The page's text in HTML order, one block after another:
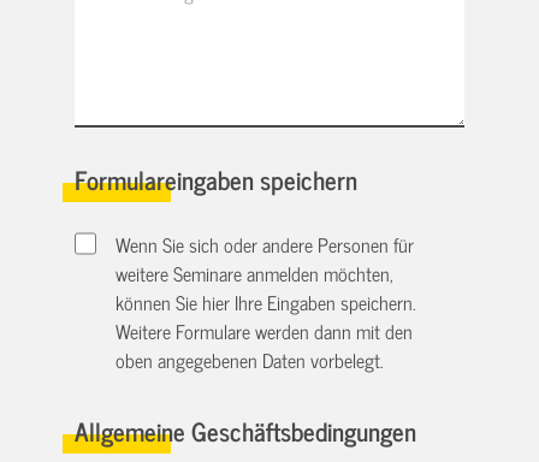
Formulareingaben speichern
Wenn Sie sich oder andere Personen für
weitere Seminare anmelden möchten,
können Sie hier Ihre Eingaben speichern.
Weitere Formulare werden dann mit den
oben angegebenen Daten vorbelegt.
Allgemeine Geschäftsbedingungen